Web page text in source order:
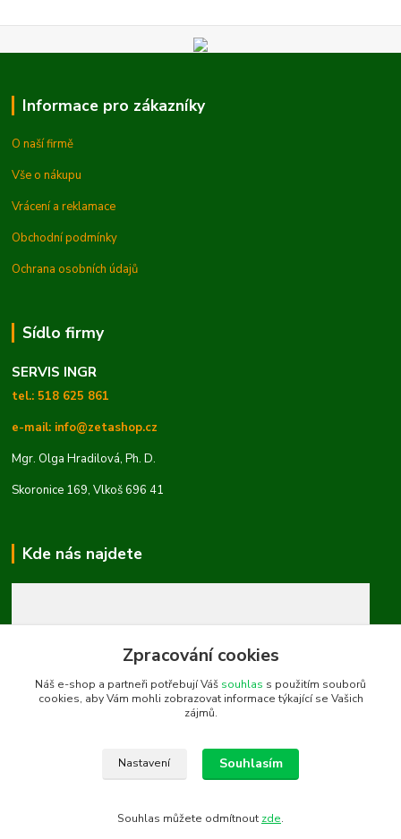
Informace pro zákazníky
O naší firmě
Vše o nákupu
Vrácení a reklamace
Obchodní podmínky
Ochrana osobních údajů
Sídlo firmy
SERVIS INGR
tel.: 518 625 861
e-mail: info@zetashop.cz
Mgr. Olga Hradilová, Ph. D.
Skoronice 169, Vlkoš 696 41
Kde nás najdete
Zpracování cookies
Náš e-shop a partneři potřebují Váš souhlas s použitím souborů
cookies, aby Vám mohli zobrazovat informace týkající se Vašich
zájmů.
Nastavení Souhlasím
Souhlas můžete odmítnout zde.